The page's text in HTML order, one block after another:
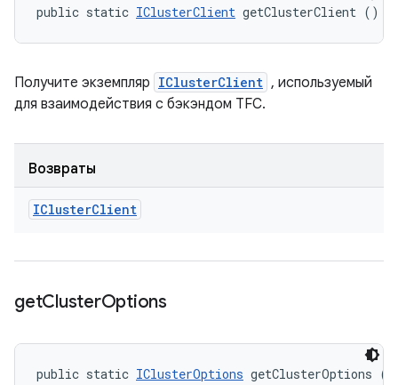
public static IClusterClient getClusterClient ()
Получите экземпляр IClusterClient , используемый
для взаимодействия с бэкэндом TFC.
Возвраты
IClusterClient
getClusterOptions
public static IClusterOptions getClusterOptions ()